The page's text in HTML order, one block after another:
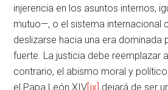
injerencia en los asuntos internos,
mutuo—, o el sistema internacional
deslizarse hacia una era dominada
fuerte. La justicia debe reemplazar
contrario, el abismo moral y
el Papa León XIV[ix] dejará de ser